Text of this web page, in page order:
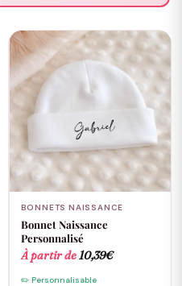
BONNETS NAISSANCE
Bonnet Naissance
Personnalisé
À partir de10,39€
✏️ Personnalisable